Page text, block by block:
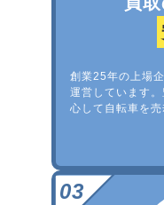
創業25年の上場
運営しています
心して自転車を売